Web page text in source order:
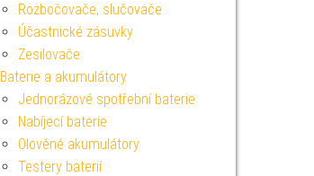
Rozbočovače, slučovače
Účastnické zásuvky
Zesilovače
Baterie a akumulátory
Jednorázové spotřební baterie
Nabíjecí baterie
Olověné akumulátory
Testery baterií